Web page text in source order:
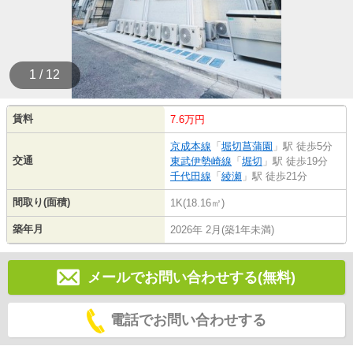
1 / 12
賃料 7.6万円
交通
京成本線 「 堀切菖蒲園 」駅 徒歩5分
東武伊勢崎線 「 堀切 」駅 徒歩19分
千代田線 「 綾瀬 」駅 徒歩21分
間取り(面積) 1K(18.16㎡)
築年月 2026年 2月(築1年未満)
メールでお問い合わせする(無料)
電話でお問い合わせする